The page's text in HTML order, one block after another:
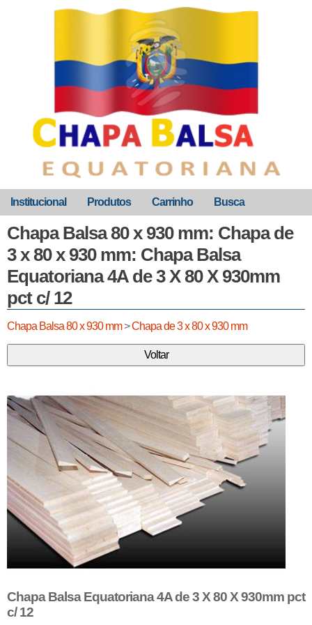
Institucional Produtos Carrinho Busca
Chapa Balsa 80 x 930 mm: Chapa de
3 x 80 x 930 mm: Chapa Balsa
Equatoriana 4A de 3 X 80 X 930mm
pct c/ 12
Chapa Balsa 80 x 930 mm>Chapa de 3 x 80 x 930 mm
Chapa Balsa Equatoriana 4A de 3 X 80 X 930mm pct
c/ 12